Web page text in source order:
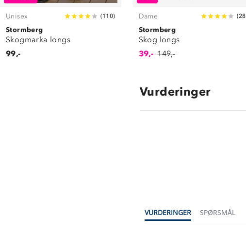
Unisex (110)
Stormberg
Skogmarka longs
99,-
Dame (28
Stormberg
Skog longs
39,- 149,-
Vurderinger
VURDERINGER
SPØRSMÅL